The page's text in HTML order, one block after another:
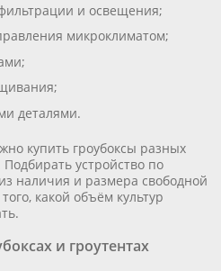
и освещения;
микроклиматом;
деталями.
купить гроубоксы разных
устройство по
наличия и размера свободной
какой объём культур
и гроутентах